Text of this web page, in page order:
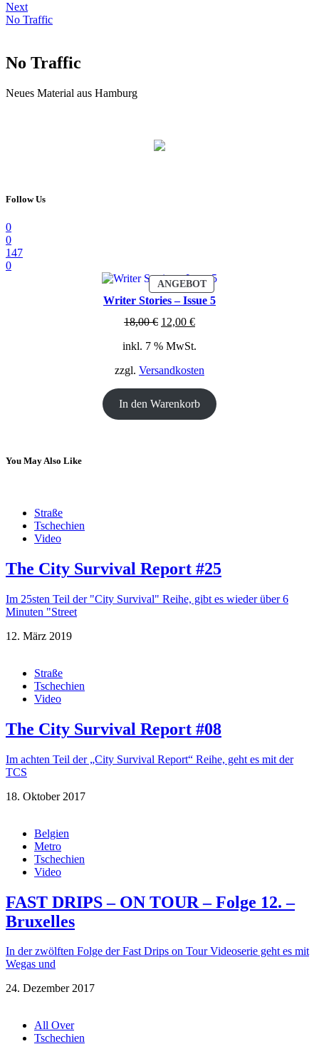
Next
No Traffic
No Traffic
Neues Material aus Hamburg
Follow Us
0
0
147
0
ANGEBOTPRODUKT
IM
ANGEBOT
Writer Stories – Issue 5
18,00€ Ursprünglicher
war:
12,00 €Aktueller
ist:
inkl. 7 % MwSt.
zzgl. Versandkosten
In den Warenkorb
You May Also Like
Straße
Tschechien
Video
The City Survival Report #25
Im 25sten Teil der "City Survival" Reihe, gibt es wieder über 6
Minuten "Street
12. März 2019
Straße
Tschechien
Video
The City Survival Report #08
Im achten Teil der „City Survival Report“ Reihe, geht es mit der
TCS
18. Oktober 2017
Belgien
Metro
Tschechien
Video
FAST DRIPS – ON TOUR – Folge 12. –
Bruxelles
In der zwölften Folge der Fast Drips on Tour Videoserie geht es mit
Wegas und
24. Dezember 2017
All Over
Tschechien